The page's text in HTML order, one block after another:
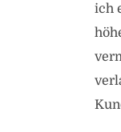
ich